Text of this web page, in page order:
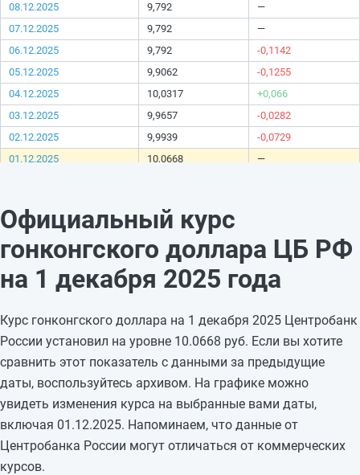
08.12.2025
9,792
—
07.12.2025
9,792
—
06.12.2025
9,792
-0,1142
05.12.2025
9,9062
-0,1255
04.12.2025
10,0317
+0,066
03.12.2025
9,9657
-0,0282
02.12.2025
9,9939
-0,0729
01.12.2025
10,0668
—
28.11.2025
10,0787
27.11.2025
10,123
-0,0486
26.11.2025
10,1716
25.11.2025
10,1584
-0,0096
19.11.2025
10,4292
-0,0258
18.11.2025
10,455
-0,0004
17.11.2025
Официальный курс
гонконгского доллара ЦБ РФ
на 1 декабря 2025 года
Курс гонконгского доллара на 1 декабря 2025 Центробанк
России установил на уровне 10.0668 руб. Если вы хотите
сравнить этот показатель с данными за предыдущие
даты, воспользуйтесь архивом. На графике можно
увидеть изменения курса на выбранные вами даты,
включая 01.12.2025. Напоминаем, что данные от
Центробанка России могут отличаться от коммерческих
курсов.